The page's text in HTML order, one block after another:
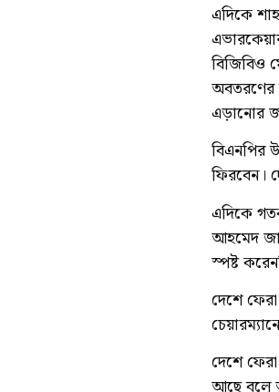
এদিকে
বিজিবিও
অবতরণের
এড়ানোর
বিএনপির
ফিরবেন।
এদিকে
আহমেদ
স্পষ্ট
দেশে
দেশে